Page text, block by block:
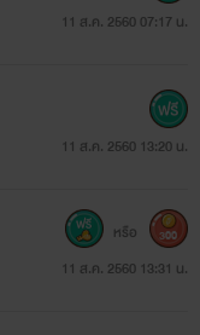
11 ส.ค. 2560 07:17 น.
11 ส.ค. 2560 13:20 น.
11 ส.ค. 2560 13:31 น.
หรือ 300